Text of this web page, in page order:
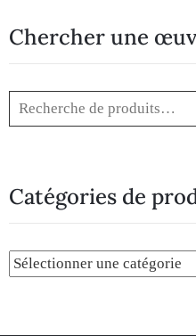
Chercher une
Catégories de